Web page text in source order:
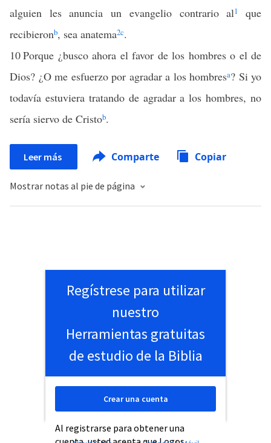
alguien les anuncia un evangelio contrario al1
que
recibieronb, sea anatema2c.
10Porque ¿busco ahora el favor de los hombres o el de
Dios? ¿O me esfuerzo por agradar a los hombresa? Si yo
todavía estuviera tratando de agradar a los hombres, no
sería siervo de Cristob.
Leer más Comparte Copiar
Mostrar notas al pie de página
Regístrese para utilizar
nuestro
Herramientas gratuitas
de estudio de la Biblia
Al registrarse para obtener una
Crear una cuenta